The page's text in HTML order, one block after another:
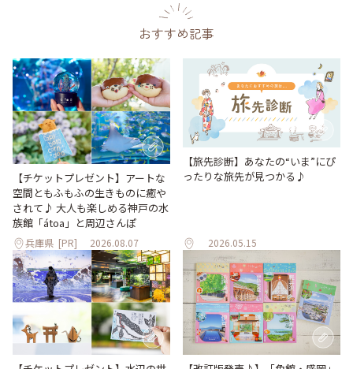
おすすめ記事
【チケットプレゼント】アートな
空間ともふもふの生きものに癒や
されて♪ 大人も楽しめる神戸の水
族館「átoa」と周辺さんぽ
兵庫県 [PR] 2026.08.07
【旅先診断】あなたの“いま”にぴ
ったりな旅先が見つかる♪
2026.05.15